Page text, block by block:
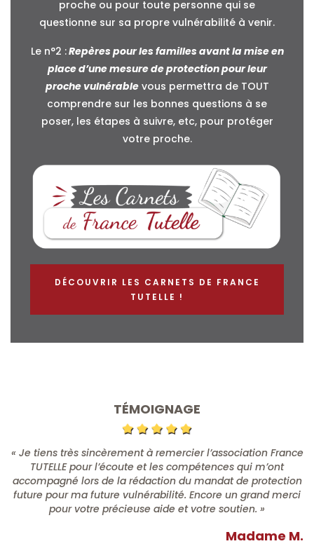
proche ou pour toute personne qui se
questionne sur sa propre vulnérabilité à venir.
Le n°2 :Repères pour les familles avant la mise en
place d’une mesure de protection pour leur
proche vulnérablevous permettra de TOUT
comprendre sur les bonnes questions à se
poser, les étapes à suivre, etc, pour protéger
votre proche.
DÉCOUVRIR LES CARNETS DE FRANCE
TUTELLE !
TÉMOIGNAGE
« Je tiens très sincèrement à remercier l’association France
TUTELLE pour l’écoute et les compétences qui m’ont
accompagné lors de la rédaction du mandat de protection
future pour ma future vulnérabilité. Encore un grand merci
pour votre précieuse aide et votre soutien. »
Madame M.